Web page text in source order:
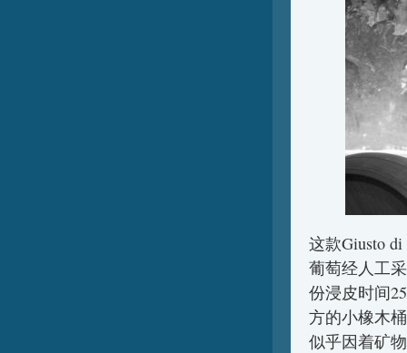
这款Giusto
葡萄经人工
份浸皮时间
方的小橡木
似乎因着矿